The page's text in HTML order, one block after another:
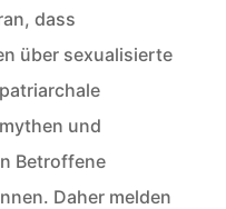
dass
über sexualisierte
und
Betroffene
Daher melden